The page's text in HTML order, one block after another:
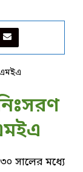
সালের মধ্যে